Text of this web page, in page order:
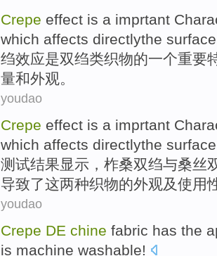
Crepe effect is a imprtant
which affects directlythe surface
绉效应是双绉类织物的一个重要
量和外观。
youdao
Crepe effect is a imprtant
which affects directlythe
测试结果显示，柞桑双绉与桑丝
导致了这两种织物的外观及使用
youdao
Crepe DE chine fabric has the
is machine washable!